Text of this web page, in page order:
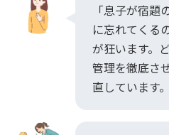
「息子が宿題
に忘れてくる
が狂います。
管理を徹底さ
直しています。